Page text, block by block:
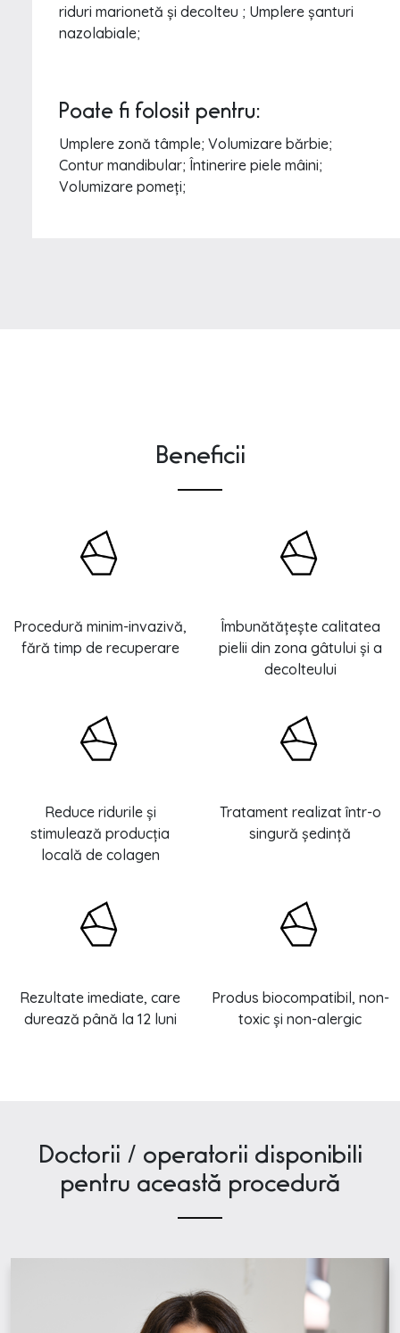
riduri marionetă și decolteu ; Umplere șanturi
nazolabiale;
Poate fi folosit pentru:
Umplere zonă tâmple; Volumizare bărbie;
Contur mandibular; Întinerire piele mâini;
Volumizare pomeți;
Beneficii
Procedură minim-invazivă,
fără timp de recuperare
Îmbunătățește calitatea
pielii din zona gâtului și a
decolteului
Reduce ridurile și
stimulează producția
locală de colagen
Tratament realizat într-o
singură ședință
Rezultate imediate, care
durează până la 12 luni
Produs biocompatibil, non-
toxic și non-alergic
Doctorii / operatorii disponibili
pentru această procedură